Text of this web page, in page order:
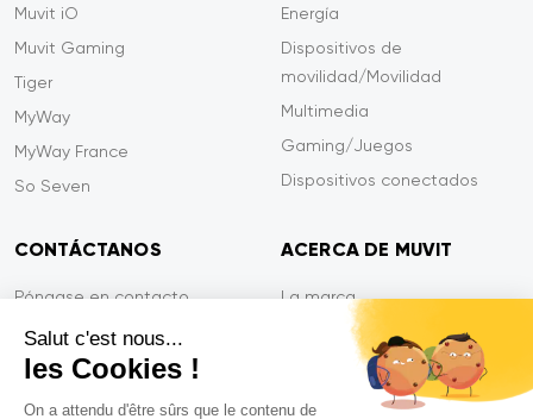
Salut c'est nous...
les Cookies !
On a attendu d'être sûrs que le contenu de
Muvit iO
Muvit Gaming
Tiger
MyWay
MyWay France
So Seven
Energía
Dispositivos de
movilidad/Movilidad
Multimedia
Gaming/Juegos
Dispositivos conectados
CONTÁCTANOS
Póngase en contacto
Pago seguro
Eficiencia en el servicio
Garantía Tiger
ACERCA DE MUVIT
La marca
Sala de prensa
Privacidad
Contáctanos